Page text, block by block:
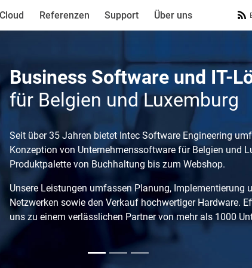
Cloud Referenzen Support Über uns
Business Software und IT-
für Belgien und Luxemburg
Seit über 35 Jahren bietet Intec Software Engineering
Konzeption von Unternehmenssoftware für Belgien und
Produktpalette von Buchhaltung bis zum Webshop.
Unsere Leistungen umfassen Planung, Implementierung
Netzwerken sowie den Verkauf hochwertiger Hardware.
uns zu einem verlässlichen Partner von mehr als 1000